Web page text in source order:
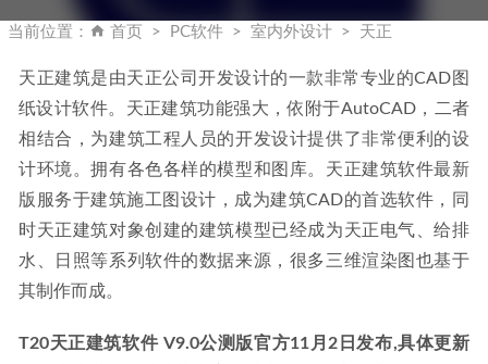
当前位置： 首页 PC软件 室内外设计 天正
天正建筑是由天正公司开发设计的一款非常专业的CAD图
纸设计软件。天正建筑功能强大，依附于AutoCAD，二者
相结合，为建筑工程人员的开发设计提供了非常便利的设
计环境。拥有各色各样的模型和图库。天正建筑软件最新
版服务于建筑施工图设计，成为建筑CAD的首选软件，同
时天正建筑对象创建的建筑模型已经成为天正电气、给排
水、日照等系列软件的数据来源，很多三维渲染图也基于
其制作而成。
T20天正建筑软件 V9.0公测版官方11月2日发布,具体更新
除工具 2026-04-02
具 2023-04-20
Adobe Photoshop 2024 v25.12.0.806 中文破解版-By monkrus
2024-09-17
Enscape3.1渲染器中文破解版下载+安装教程+离线资源库
2021-06-09
ON1 Resize AI 2026.3 v20.3.0.18187中文修正版-AI全功能解
锁版 2026-02-26